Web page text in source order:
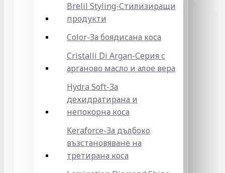
Brelil Styling-Стилизиращи
продукти
Color-За боядисана коса
Cristalli Di Argan-Серия с
арганово масло и алое вера
Hydra Soft-За
дехидратирана и
непокорна коса
Keraforce-За дълбоко
възстановяване на
третирана коса